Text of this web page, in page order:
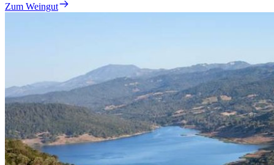
Zum Weingut